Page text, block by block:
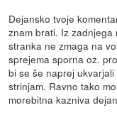
Dejansko tvoje
znam brati. Iz
stranka ne zmaga na
sprejema sporna oz.
bi se še naprej
strinjam. Ravno tako
morebitna kazniva